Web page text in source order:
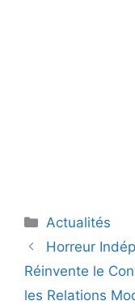
Catégories
Actualités
Horreur
Réinvente le
les Relations